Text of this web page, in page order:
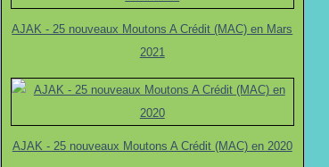
AJAK - 25 nouveaux Moutons A Crédit (MAC) en Mars
2021
AJAK - 25 nouveaux Moutons A Crédit (MAC) en 2020